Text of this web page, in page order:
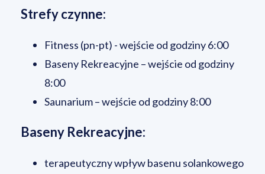
Strefy czynne:
Fitness (pn-pt) - wejście od godziny 6:00
Baseny Rekreacyjne – wejście od godziny
8:00
Saunarium – wejście od godziny 8:00
Baseny Rekreacyjne:
terapeutyczny wpływ basenu solankowego